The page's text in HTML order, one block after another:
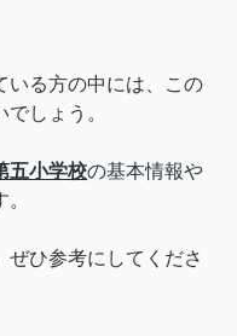
いる方の中には、この
しょう。
五小学校の基本情報や
ひ参考にしてくださ